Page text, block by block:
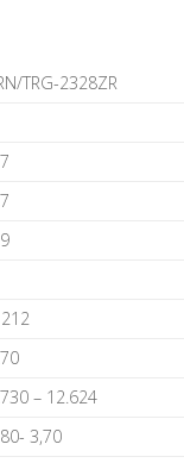
TRG-2328ZR
– 12.624
3,70